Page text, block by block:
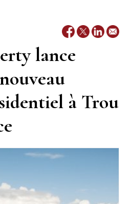
lance
à Trou